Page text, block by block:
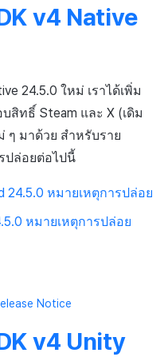
v4 Native
24.5.0 ใหม่ เราได้เพิ่ม
สิทธิ์ Steam และ X (เดิม
ๆ มาด้วย สำหรับราย
ปล่อยต่อไปนี้
24.5.0 หมายเหตุการปล่อย
หมายเหตุการปล่อย
Notice
v4 Unity